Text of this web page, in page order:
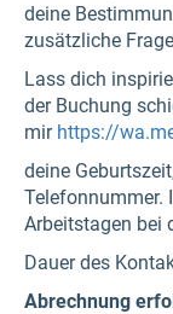
deine
zusätzliche
Lass dich
der Buchung
mir https://
deine
Telefonnummer.
Arbeitstagen bei
Dauer des
Abrechnung